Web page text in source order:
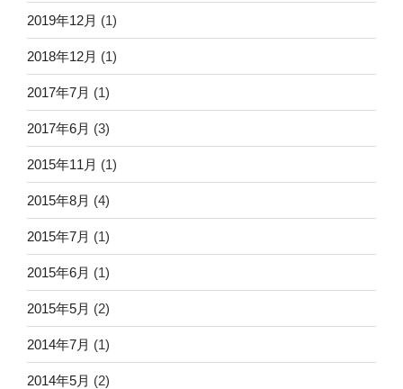
2019年12月 (1)
2018年12月 (1)
2017年7月 (1)
2017年6月 (3)
2015年11月 (1)
2015年8月 (4)
2015年7月 (1)
2015年6月 (1)
2015年5月 (2)
2014年7月 (1)
2014年5月 (2)